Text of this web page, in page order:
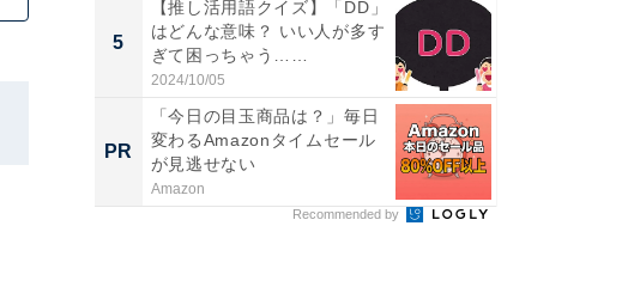
5
【推し活用語クイズ】「DD」
はどんな意味？ いい人が多す
ぎて困っちゃう……
2024/10/05
PR
「今日の目玉商品は？」毎日
変わるAmazonタイムセール
が見逃せない
Amazon
Recommended by